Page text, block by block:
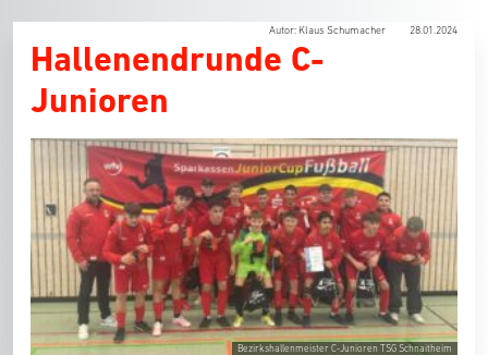
Autor: Klaus Schumacher 28.01.2024
Hallenendrunde C-
Junioren
Bezirkshallenmeister C-Junioren TSG Schnaitheim